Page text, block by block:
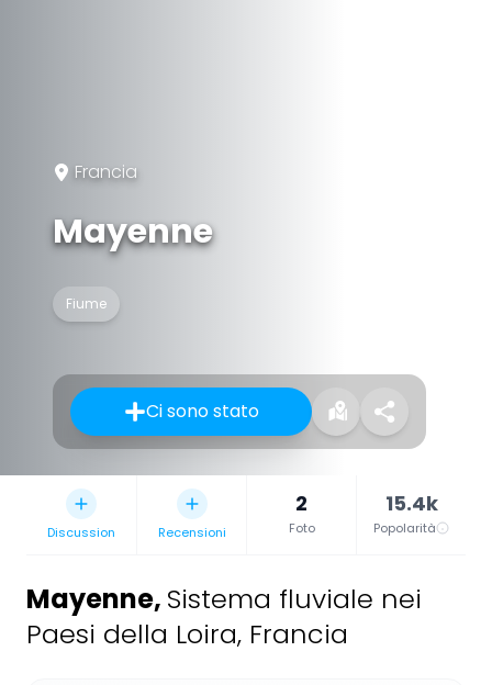
Francia
Mayenne
Fiume
Ci sono stato
Discussion Recensioni
2
Foto
15.4k
Popolarità
Mayenne, Sistema fluviale nei
Paesi della Loira, Francia